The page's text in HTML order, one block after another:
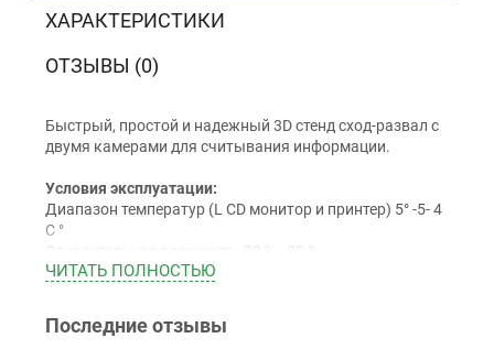
Наложенный платеж (при получении)
Оплата картой Visa, Mastercard - LiqPay
Безналичный расчет (с НДС)
Гарантия
12 месяцевофициальной гарантии от
ХАРАКТЕРИСТИКИ
ОТЗЫВЫ (0)
Быстрый, простой и надежный 3D стенд сход-развал с
двумя камерами для считывания информации.
Условия эксплуатации:
Диапазон температур (L CD монитор и принтер) 5° -5- 4
С °
Относительная влажность 20 % - 80 %
Уровень шума < 70 dB (А)
-Стойка управления с отсеком для PC и удобным
ЧИТАТЬ ПОЛНОСТЬЮ
Последние отзывы